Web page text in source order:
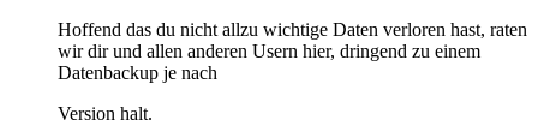
Hoffend das du nicht allzu wichtige Daten verloren hast, raten
wir dir und allen anderen Usern hier, dringend zu einem
Datenbackup je nach
Version halt.